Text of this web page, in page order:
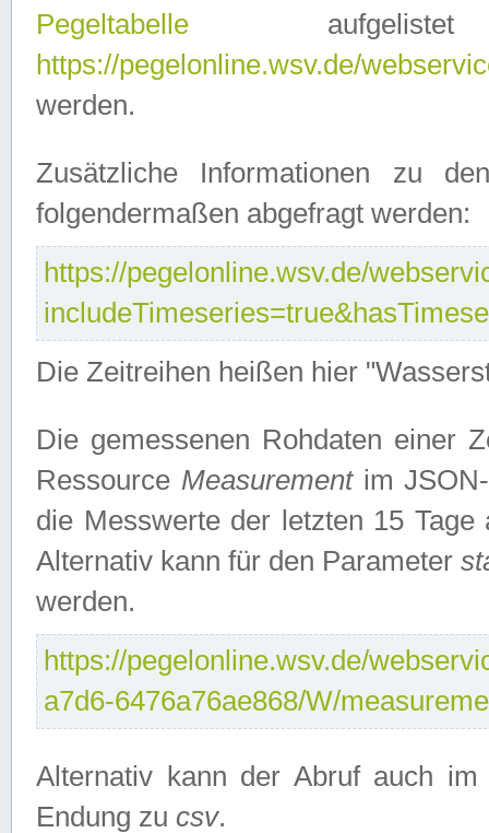
Pegeltabelle
https://pegelonline.wsv.de/
werden.
Zusätzliche Informationen zu
folgendermaßen abgefragt werden:
https://pegelonline.wsv.de/
Die Zeitreihen heißen hier
Die gemessenen Rohdaten einer
Ressource Measurementim JSON-
die Messwerte der letzten 15
Alternativ kann für den Parameter
werden.
https://pegelonline.wsv.de/
a7d6-6476a76ae868/W/
Alternativ kann der Abruf auch
Endung zu csv.